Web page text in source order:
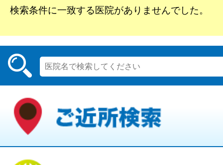
検索条件に一致する医院がありませんでした。